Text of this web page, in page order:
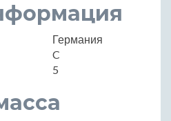
Германия
C
5